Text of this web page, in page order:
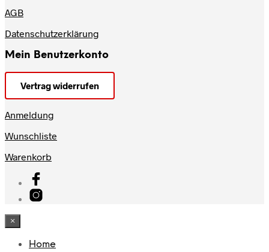
AGB
Datenschutzerklärung
Mein Benutzerkonto
Vertrag widerrufen
Anmeldung
Wunschliste
Warenkorb
×
Home